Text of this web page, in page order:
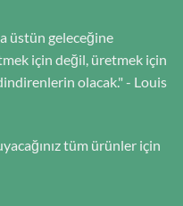
üstün geleceğine
için değil, üretmek için
olacak." - Louis
tüm ürünler için